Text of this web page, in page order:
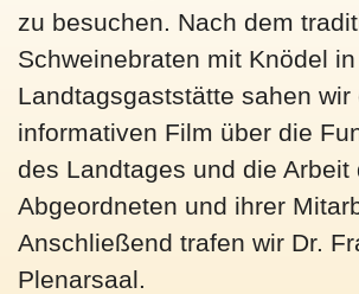
zu besuchen. Nach dem
Schweinebraten mit Knödel
Landtagsgaststätte sahen wir
informativen Film über die
des Landtages und die Arbeit
Abgeordneten und ihrer
Anschließend trafen wir Dr.
Plenarsaal.